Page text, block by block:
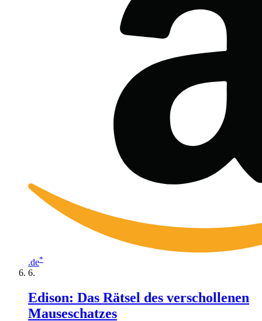
.de*
Edison: Das Rätsel des verschollenen
Mauseschatzes